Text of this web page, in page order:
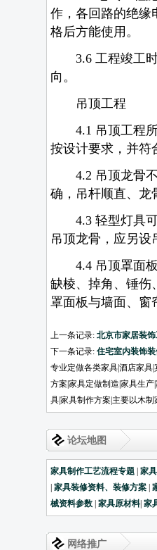
作，各回路的绝缘
格后方能使用。
3.6 工程竣工时
向。
吊顶工程
4.1 吊顶工程所
按设计要求，并符
4.2 吊顶龙骨不
确，吊杆顺直、龙
4.3 轻型灯具可
吊顶龙骨，应另设
4.4 吊顶罩面板
缺棱、掉角、锤伤
罩面板与墙面、窗
上一条记录: 北京市家居装
下一条记录: 住宅室内装饰
专业定做各类家具|酒店家具
方案|家具定做制造|家具生
具|家具制作方案|主要以木
论坛地图
家具制作工艺流程专题 家
家具装修资料、装修方案
械资料参数 家具原材料 家
网络推广